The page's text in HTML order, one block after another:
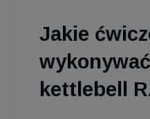
Jakie
kettlebell